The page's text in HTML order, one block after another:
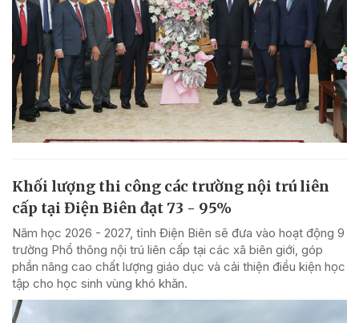
Khối lượng thi công các trường nội trú liên
cấp tại Điện Biên đạt 73 - 95%
Năm học 2026 - 2027, tỉnh Điện Biên sẽ đưa vào hoạt động 9
trường Phổ thông nội trú liên cấp tại các xã biên giới, góp
phần nâng cao chất lượng giáo dục và cải thiện điều kiện học
tập cho học sinh vùng khó khăn.